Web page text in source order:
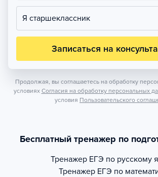
Я старшеклассник
Записаться на
Продолжая, вы соглашаетесь на обработку
условиях Согласия на обработку персональных
условия Пользовательского
Бесплатный тренажер по
Тренажер ЕГЭ по русскому
Тренажер ЕГЭ по